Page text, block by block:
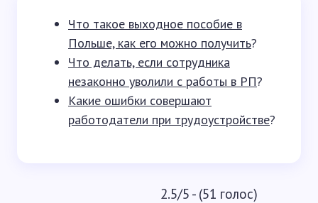
Что такое выходное пособие в
Польше, как его можно получить?
Что делать, если сотрудника
незаконно уволили с работы в РП?
Какие ошибки совершают
работодатели при трудоустройстве?
2.5/5 - (51 голос)